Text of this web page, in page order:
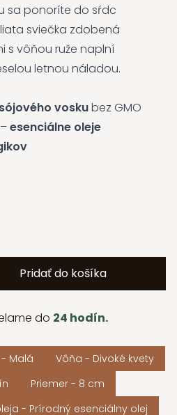
sa ponoríte do sŕdc
sviečka zdobená
s vôňou ruže naplní
letnou náladou.
voskubez GMO
esenciálne oleje
Pridať do košíka
do 24 hodín.
Malá
Vôňa - Divoké kvety
Priemer - 8 cm
- Prírodný esenciálny olej